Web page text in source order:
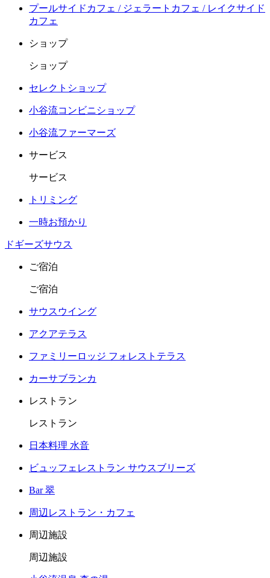
プールサイドカフェ / ジェラートカフェ / レイクサイド
カフェ
ショップ
ショップ
セレクトショップ
小谷流コンビニショップ
小谷流ファーマーズ
サービス
サービス
トリミング
一時お預かり
ドギーズサウス
ご宿泊
ご宿泊
サウスウイング
アクアテラス
ファミリーロッジ フォレストテラス
カーサブランカ
レストラン
レストラン
日本料理 水音
ビュッフェレストラン サウスブリーズ
Bar 翠
周辺レストラン・カフェ
周辺施設
周辺施設